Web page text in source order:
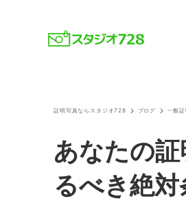
就活・婚活・各種証明写真なら全国
証明写真ならスタジオ728 ブログ 一般証
あなたの
るべき絶対